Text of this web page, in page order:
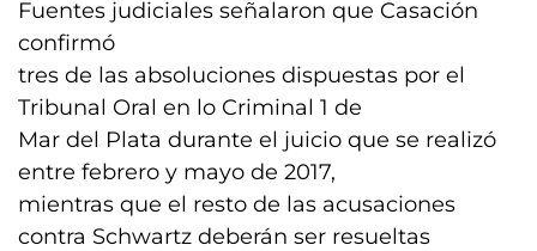
Fuentes judiciales señalaron que Casación
confirmó
tres de las absoluciones dispuestas por el
Tribunal Oral en lo Criminal 1 de
Mar del Plata durante el juicio que se realizó
entre febrero y mayo de 2017,
mientras que el resto de las acusaciones
contra Schwartz deberán ser resueltas